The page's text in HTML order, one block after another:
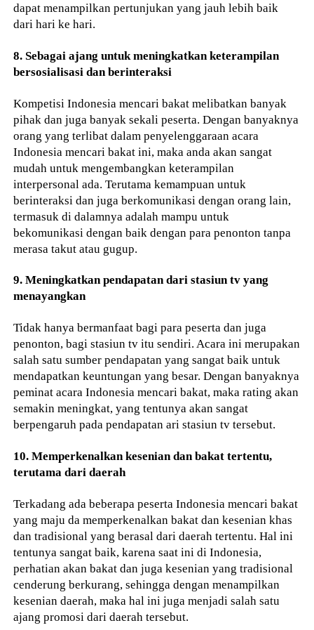
dapat menampilkan pertunjukan yang jauh lebih baik
dari hari ke hari.
8. Sebagai ajang untuk meningkatkan keterampilan
bersosialisasi dan berinteraksi
Kompetisi Indonesia mencari bakat melibatkan banyak
pihak dan juga banyak sekali peserta. Dengan banyaknya
orang yang terlibat dalam penyelenggaraan acara
Indonesia mencari bakat ini, maka anda akan sangat
mudah untuk mengembangkan keterampilan
interpersonal ada. Terutama kemampuan untuk
berinteraksi dan juga berkomunikasi dengan orang lain,
termasuk di dalamnya adalah mampu untuk
bekomunikasi dengan baik dengan para penonton tanpa
merasa takut atau gugup.
9. Meningkatkan pendapatan dari stasiun tv yang
menayangkan
Tidak hanya bermanfaat bagi para peserta dan juga
penonton, bagi stasiun tv itu sendiri. Acara ini merupakan
salah satu sumber pendapatan yang sangat baik untuk
mendapatkan keuntungan yang besar. Dengan banyaknya
peminat acara Indonesia mencari bakat, maka rating akan
semakin meningkat, yang tentunya akan sangat
berpengaruh pada pendapatan ari stasiun tv tersebut.
10. Memperkenalkan kesenian dan bakat tertentu,
terutama dari daerah
Terkadang ada beberapa peserta Indonesia mencari bakat
yang maju da memperkenalkan bakat dan kesenian khas
dan tradisional yang berasal dari daerah tertentu. Hal ini
tentunya sangat baik, karena saat ini di Indonesia,
perhatian akan bakat dan juga kesenian yang tradisional
cenderung berkurang, sehingga dengan menampilkan
kesenian daerah, maka hal ini juga menjadi salah satu
ajang promosi dari daerah tersebut.